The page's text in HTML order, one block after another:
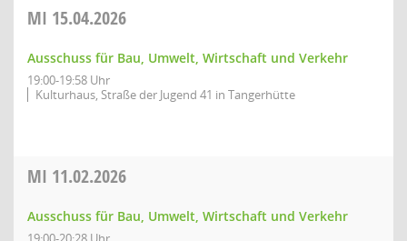
MI 15.04.2026
Ausschuss für Bau, Umwelt, Wirtschaft und Verkehr
19:00-19:58 Uhr
Kulturhaus, Straße der Jugend 41 in Tangerhütte
MI 11.02.2026
Ausschuss für Bau, Umwelt, Wirtschaft und Verkehr